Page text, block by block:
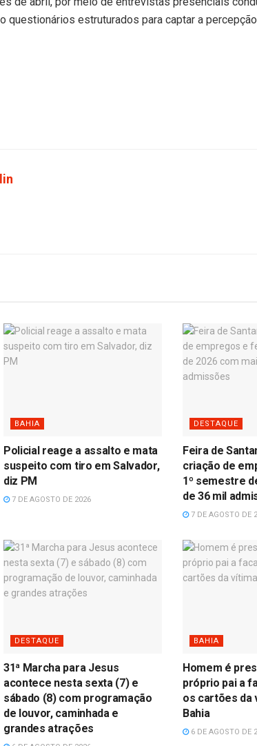
questionários estruturados para captar a
BAHIA
Policial reage a assalto e mata
suspeito com tiro em Salvador,
diz PM
7 DE AGOSTO DE 2026
DESTAQUE
Feira de
criação de
1º semestre
de 36 mil
7 DE AGOSTO DE
DESTAQUE
31ª Marcha para Jesus
acontece nesta sexta (7) e
sábado (8) com programação
de louvor, caminhada e
grandes atrações
BAHIA
Homem é
próprio pai a
os cartões da
Bahia
6 DE AGOSTO DE